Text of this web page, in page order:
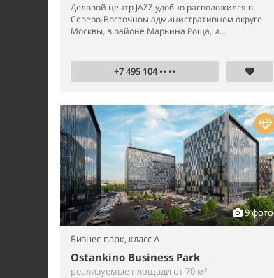
Деловой центр JAZZ удобно расположился в
Северо-Восточном административном округе
Москвы, в районе Марьина Роща, и...
+7 495 104 •• ••
9 фото
Бизнес-парк, класс A
Ostankino Business Park
реализуемые площади от 70 м²